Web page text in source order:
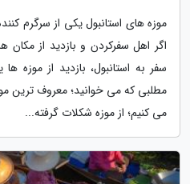
موزه های استانبول یکی از سرگرم
اگر اهل سفرکردن و بازدید از
سفر به استانبول، بازدید از
مطلبی که می خوانید؛ معروف ترین
می کنیم؛ از موزه شکلات گرفته...